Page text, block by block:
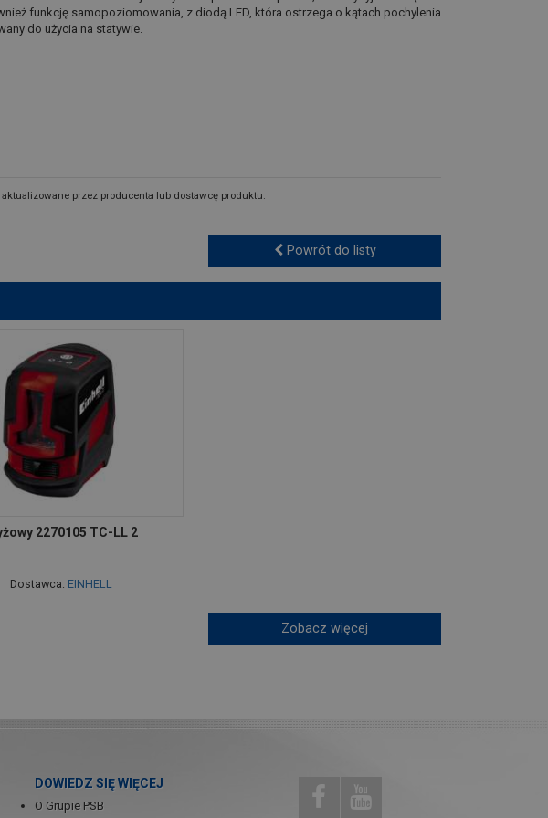
funkcję samopoziomowania, z diodą LED, która ostrzega o kątach pochylenia
do użycia na statywie.
przez producenta lub dostawcę produktu.
Powrót do listy
2270105 TC-LL 2
Dostawca: EINHELL
Zobacz więcej
DOWIEDZ SIĘ WIĘCEJ
O Grupie PSB